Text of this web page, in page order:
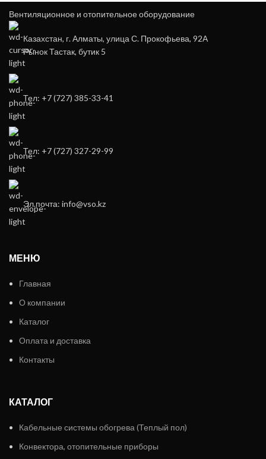
Вентиляционное и отопительное оборудование
Казахстан, г. Алматы, улица С. Прокофьева, 92А
Рынок Тастак, бутик 5
Тел: +7 (727) 385-33-41
Тел: +7 (727) 327-29-99
Эл.почта: info@vso.kz
МЕНЮ
Главная
О компании
Каталог
Оплата и доставка
Контакты
КАТАЛОГ
Кабельные системы обогрева (Теплый пол)
Конвектора, отопительные приборы